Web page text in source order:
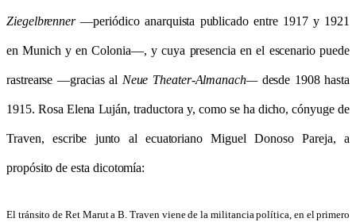
Ziegelbrenner—periódico anarquista publicado entre 1917 y 1921
en Munich y en Colonia—, y cuya presencia en el escenario puede
rastrearse —gracias al Neue Theater-Almanach— desde 1908 hasta
1915. Rosa Elena Luján, traductora y, como se ha dicho, cónyuge de
Traven, escribe junto al ecuatoriano Miguel Donoso Pareja, a
propósito de esta dicotomía:
El tránsito de Ret Marut a B. Traven viene de la militancia política, en el primero